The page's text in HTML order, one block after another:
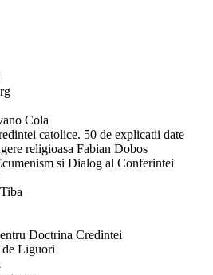
Cola
catolice. 50 de explicatii date
religioasa Fabian Dobos
si Dialog al Conferintei
Doctrina Credintei
de Liguori